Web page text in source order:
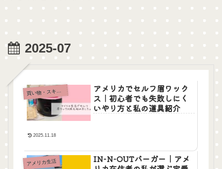
2025-07
買
い物・スキンケア
アメリカでセルフ眉ワック
ス｜初心者でも失敗しにく
いやり方と私の道具紹介
2025.11.18
アメリカ生活
IN-N-OUTバーガー｜アメ